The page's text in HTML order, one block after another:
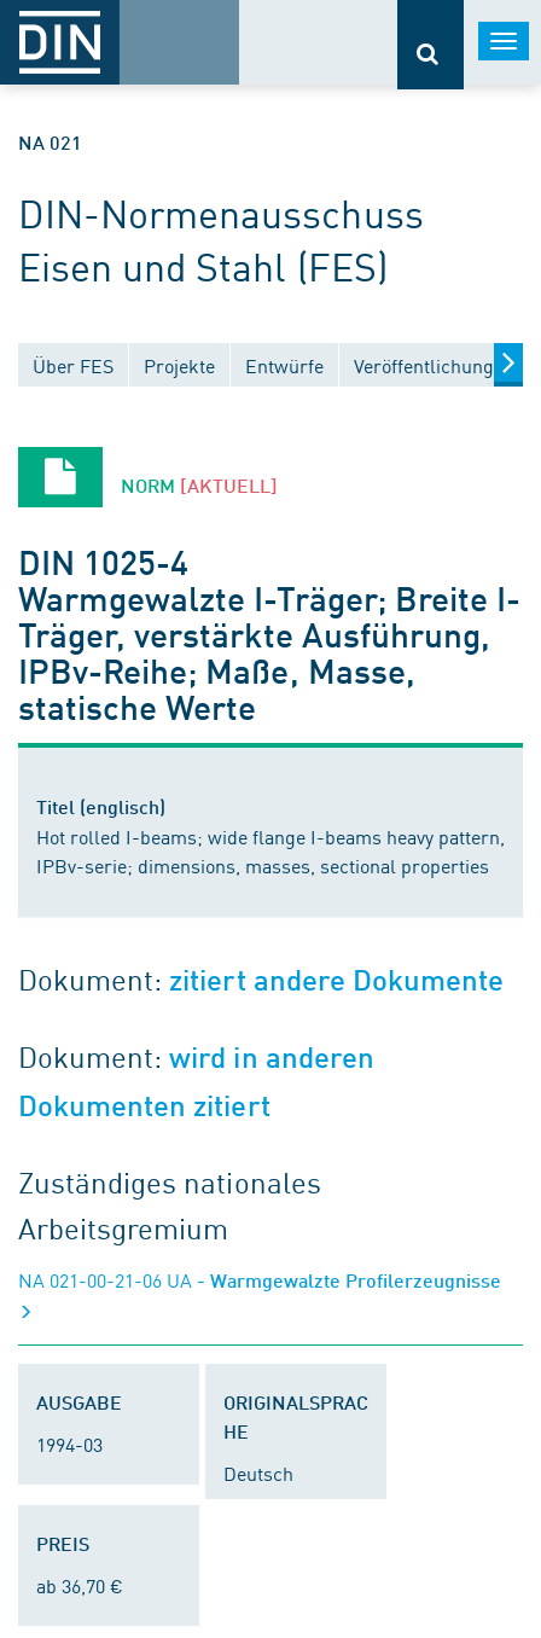
NA 021
DIN-Normenausschuss
Eisen und Stahl (FES)
Über FES Projekte Entwürfe Veröffentlichungen
NORM [AKTUELL]
DIN 1025-4
Warmgewalzte I-Träger; Breite I-
Träger, verstärkte Ausführung,
IPBv-Reihe; Maße, Masse,
statische Werte
Titel (englisch)
Hot rolled I-beams; wide flange I-beams heavy pattern,
IPBv-serie; dimensions, masses, sectional properties
Dokument: zitiert andere Dokumente
Dokument:wird in anderen
Dokumenten zitiert
Zuständiges nationales
Arbeitsgremium
NA 021-00-21-06 UA - Warmgewalzte Profilerzeugnisse
AUSGABE
1994-03
ORIGINALSPRAC
HE
Deutsch
PREIS
ab 36,70 €